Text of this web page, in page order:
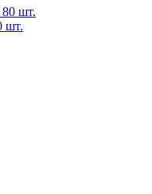
данных
данных
отзыва на сайте и в
компании
шт.